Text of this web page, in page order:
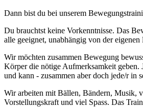
Dann bist du bei unserem
Du brauchtst keine Vorkenntnisse. Das
alle geeignet, unabhängig von der eigenen
Wir möchten zusammen Bewegung
Körper die nötige Aufmerksamkeit geben.
und kann - zusammen aber doch jede/r in
Wir arbeiten mit Bällen, Bändern, Musik,
Vorstellungskraft und viel Spass. Das